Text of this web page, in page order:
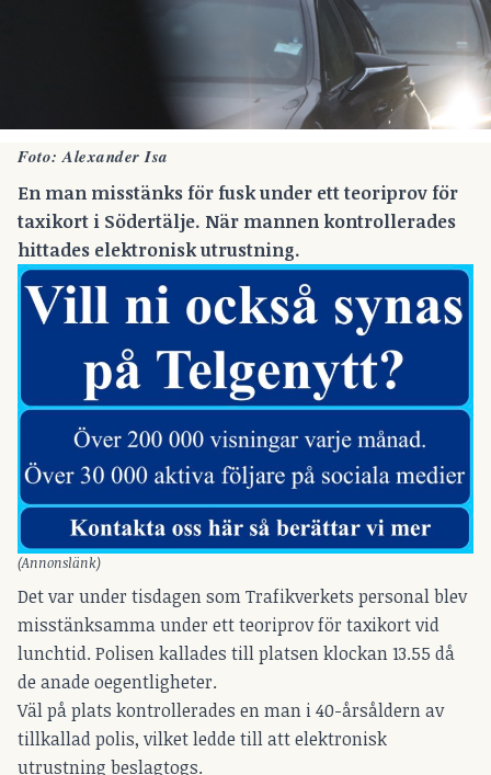
Foto: Alexander Isa
En man misstänks för fusk under ett teoriprov för
taxikort i Södertälje. När mannen kontrollerades
hittades elektronisk utrustning.
(Annonslänk)
Det var under tisdagen som Trafikverkets personal blev
misstänksamma under ett teoriprov för taxikort vid
lunchtid. Polisen kallades till platsen klockan 13.55 då
de anade oegentligheter.
Väl på plats kontrollerades en man i 40-årsåldern av
tillkallad polis, vilket ledde till att elektronisk
utrustning beslagtogs.